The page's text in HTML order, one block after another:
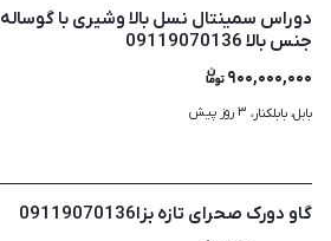
دوراس سمینتال نسل بالا وشیری با گوساله
جنس بالا 09119070136
۹۰۰,۰۰۰,۰۰۰
بابل، بابلکنار، ۳ روز پیش
گاو دورک صحرای تازه بزا09119070136